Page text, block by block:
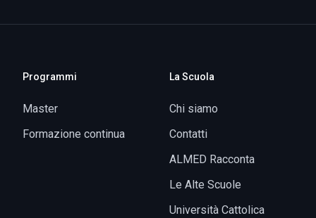
Programmi
Master
Formazione continua
La Scuola
Chi siamo
Contatti
ALMED Racconta
Le Alte Scuole
Università Cattolica